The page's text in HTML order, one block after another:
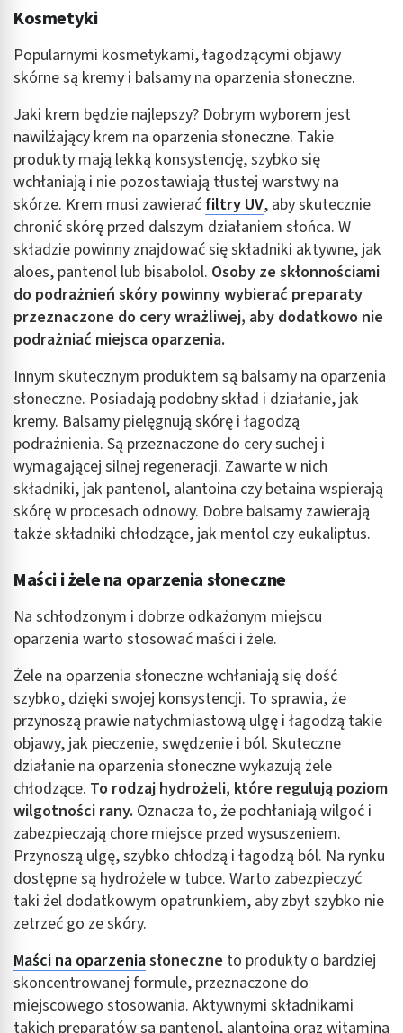
Kosmetyki
Popularnymi kosmetykami, łagodzącymi objawy
skórne są kremy i balsamy na oparzenia słoneczne.
Jaki krem będzie najlepszy? Dobrym wyborem jest
nawilżający krem na oparzenia słoneczne. Takie
produkty mają lekką konsystencję, szybko się
wchłaniają i nie pozostawiają tłustej warstwy na
skórze. Krem musi zawierać filtry UV, aby skutecznie
chronić skórę przed dalszym działaniem słońca. W
składzie powinny znajdować się składniki aktywne, jak
aloes, pantenol lub bisabolol. Osoby ze skłonnościami
do podrażnień skóry powinny wybierać preparaty
przeznaczone do cery wrażliwej, aby dodatkowo nie
podrażniać miejsca oparzenia.
Innym skutecznym produktem są balsamy na oparzenia
słoneczne. Posiadają podobny skład i działanie, jak
kremy. Balsamy pielęgnują skórę i łagodzą
podrażnienia. Są przeznaczone do cery suchej i
wymagającej silnej regeneracji. Zawarte w nich
składniki, jak pantenol, alantoina czy betaina wspierają
skórę w procesach odnowy. Dobre balsamy zawierają
także składniki chłodzące, jak mentol czy eukaliptus.
Maści i żele na oparzenia słoneczne
Na schłodzonym i dobrze odkażonym miejscu
oparzenia warto stosować maści i żele.
Żele na oparzenia słoneczne wchłaniają się dość
szybko, dzięki swojej konsystencji. To sprawia, że
przynoszą prawie natychmiastową ulgę i łagodzą takie
objawy, jak pieczenie, swędzenie i ból. Skuteczne
działanie na oparzenia słoneczne wykazują żele
chłodzące. To rodzaj hydrożeli, które regulują poziom
wilgotności rany. Oznacza to, że pochłaniają wilgoć i
zabezpieczają chore miejsce przed wysuszeniem.
Przynoszą ulgę, szybko chłodzą i łagodzą ból. Na rynku
dostępne są hydrożele w tubce. Warto zabezpieczyć
taki żel dodatkowym opatrunkiem, aby zbyt szybko nie
zetrzeć go ze skóry.
Maści na oparzeniasłoneczne to produkty o bardziej
skoncentrowanej formule, przeznaczone do
miejscowego stosowania. Aktywnymi składnikami
takich preparatów są pantenol, alantoina oraz witamina